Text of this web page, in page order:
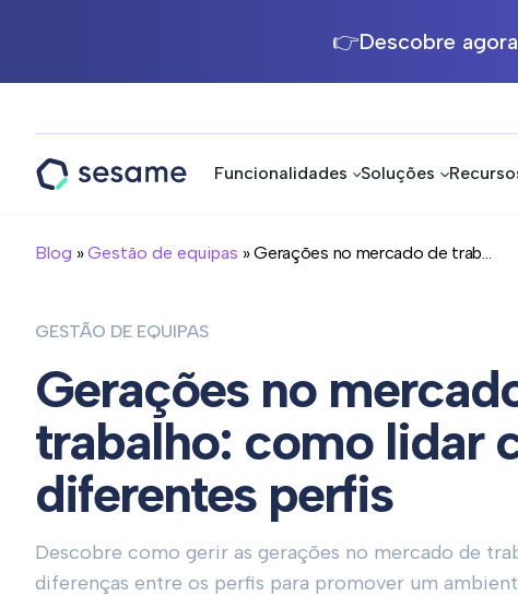
👉Descobre
Funcionalidades Soluções
Blog »Gestão de equipas » Gerações no mercado de trab...
GESTÃO DE EQUIPAS
Gerações no
trabalho: como lidar
diferentes perfis
Descobre como gerir as gerações no mercado de
diferenças entre os perfis para promover um